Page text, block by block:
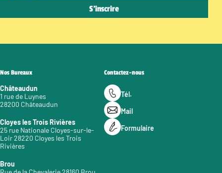
Nos Bureaux
Châteaudun
1 rue de Luynes
28200 Châteaudun
Cloyes les Trois Rivières
25 rue Nationale Cloyes-sur-le-
Loir 28220 Cloyes les Trois
Rivières
Brou
Contactez-nous
Tél.
Mail
Formulaire